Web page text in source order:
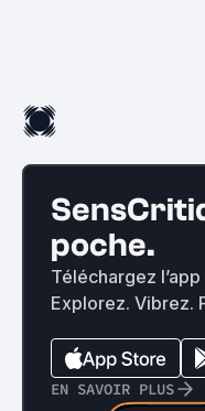
poche.
Téléchargez
Explorez. Vibrez.
EN SAVOIR PLUS